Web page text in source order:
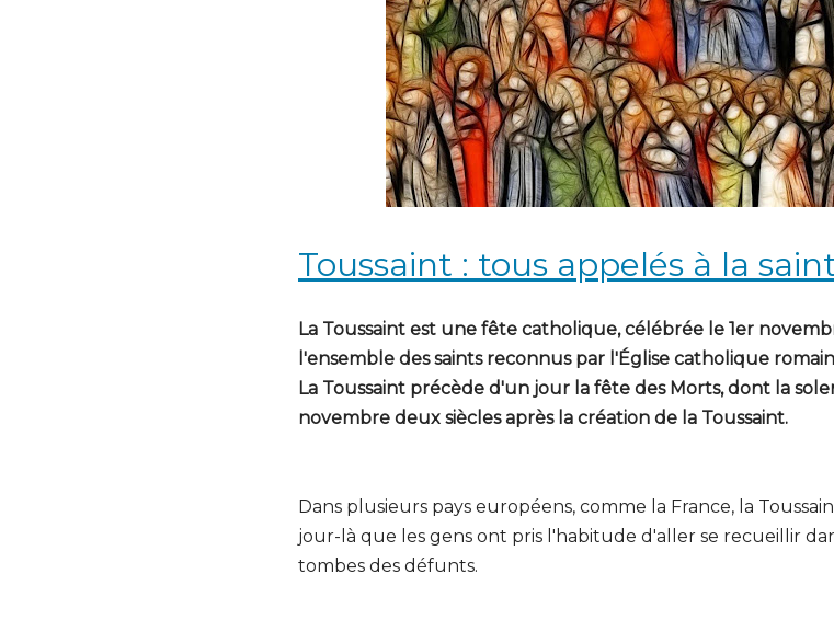
Toussaint : tous appelés à la
La Toussaint est une fête catholique, célébrée le 1er
l'ensemble des saints reconnus par l'Église catholique
La Toussaint précède d'un jour la fête des Morts, dont la
novembre deux siècles après la création de la Toussaint.
Dans plusieurs pays européens, comme la France, la
jour-là que les gens ont pris l'habitude d'aller se recueillir
tombes des défunts.